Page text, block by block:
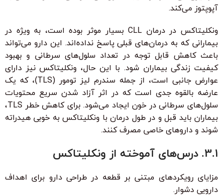
آپوپتوز می‌کند.
ونکلیتاکس در درمان CLL بسیار موثر بوده است، به ویژه در
بیمارانی که به درمان‌های قبلی پاسخ نداده‌اند. این دارو می‌تواند
باعث کاهش قابل توجه در تعداد سلول‌های سرطانی و بهبود
کیفیت زندگی بیماران شود. با این حال، ونکلیتاکس نیز دارای
عوارض جانبی است، از جمله سندرم لیز تومور (TLS)، که یک
عارضه بالقوه جدی است که در اثر آزاد شدن سریع محتویات
سلول‌های سرطانی در خون ایجاد می‌شود. برای کاهش خطر TLS،
بیماران باید قبل و در طول درمان با ونکلیتاکس به خوبی هیدراته
شوند و داروهای خاصی مصرف کنند.
3.1. درس‌های آموخته از ونکلیتاکس
مزایای رویکردهای مبتنی بر قطعه در طراحی دارو برای اهداف
دارویی دشوار.